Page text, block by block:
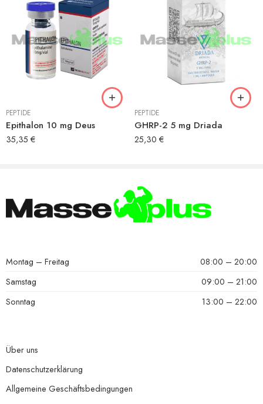
PEPTIDE
Epithalon 10 mg Deus
35,35 €
PEPTIDE
GHRP-2 5 mg Driada
25,30 €
Montag – Freitag
08:00 – 20:00
Samstag
09:00 – 21:00
Sonntag
13:00 – 22:00
Über uns
Datenschutzerklärung
Allgemeine Geschäftsbedingungen